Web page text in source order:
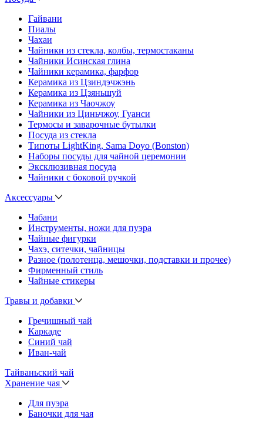
Гайвани
Пиалы
Чахаи
Чайники из стекла, колбы, термостаканы
Чайники Исинская глина
Чайники керамика, фарфор
Керамика из Цзиндэчжэнь
Керамика из Цзяньшуй
Керамика из Чаочжоу
Чайники из Циньчжоу, Гуанси
Термосы и заварочные бутылки
Посуда из стекла
Типоты LightKing, Sama Doyo (Bonston)
Наборы посуды для чайной церемонии
Эксклюзивная посуда
Чайники с боковой ручкой
Аксессуары
Чабани
Инструменты, ножи для пуэра
Чайные фигурки
Чахэ, ситечки, чайницы
Разное (полотенца, мешочки, подставки и прочее)
Фирменный стиль
Чайные стикеры
Травы и добавки
Гречишный чай
Каркаде
Синий чай
Иван-чай
Тайваньский чай
Хранение чая
Для пуэра
Баночки для чая